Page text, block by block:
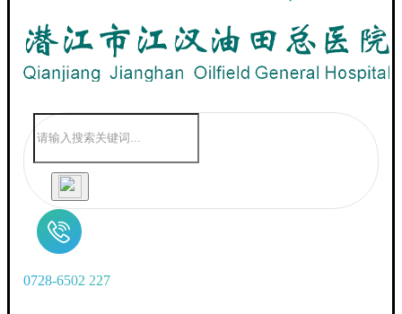
0728-6502 227